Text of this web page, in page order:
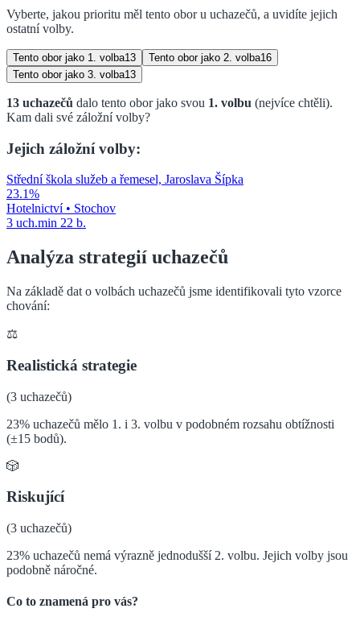
Vyberte, jakou prioritu měl tento obor u uchazečů, a uvidíte jejich
ostatní volby.
Tento obor jako 1. volba13 Tento obor jako 2. volba16
Tento obor jako 3. volba13
13 uchazečů dalo tento obor jako svou 1. volbu (nejvíce chtěli).
Kam dali své záložní volby?
Jejich záložní volby:
Střední škola služeb a řemesel, Jaroslava Šípka
23.1%
Hotelnictví• Stochov
3 uch.min 22 b.
Analýza strategií uchazečů
Na základě dat o volbách uchazečů jsme identifikovali tyto vzorce
chování:
⚖️
Realistická strategie
(3 uchazečů)
23% uchazečů mělo 1. i 3. volbu v podobném rozsahu obtížnosti
(±15 bodů).
🎲
Riskující
(3 uchazečů)
23% uchazečů nemá výrazně jednodušší 2. volbu. Jejich volby jsou
podobně náročné.
Co to znamená pro vás?